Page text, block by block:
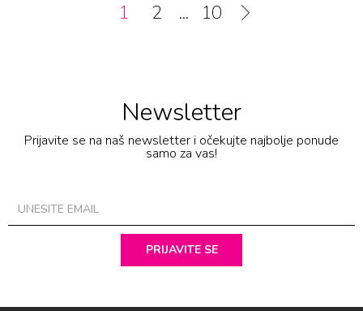
1 2 ... 10
Newsletter
Prijavite se na naš newsletter i očekujte najbolje ponude
samo za vas!
PRIJAVITE SE